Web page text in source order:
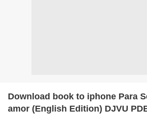
Download book to iphone Para
amor (English Edition) DJVU